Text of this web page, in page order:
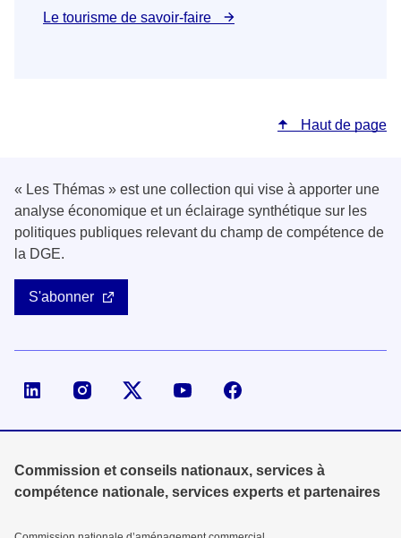
Le tourisme de savoir-faire
Haut de page
« Les Thémas » est une collection qui vise à apporter une
analyse économique et un éclairage synthétique sur les
politiques publiques relevant du champ de compétence de
la DGE.
S'abonner
Page LinkedIn de la DGECompte X (ex-Twitter) de la DGE
Commission et conseils nationaux, services à
compétence nationale, services experts et partenaires